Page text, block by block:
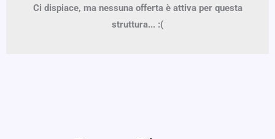
Ci dispiace, ma nessuna offerta è attiva per questa
struttura... :(